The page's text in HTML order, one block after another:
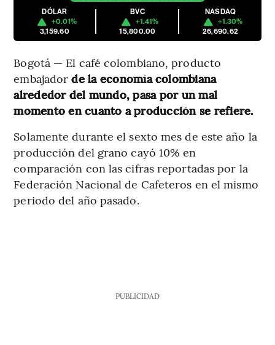
DÓLAR
+0.01%
3,159.60
BVC
+1.41%
15,800.00
NASDAQ
+1.30%
26,690.62
Bogotá — El café colombiano, producto
embajadorde la economía colombiana
alrededor del mundo, pasa por un mal
momento en cuanto a producción se refiere.
Solamente durante el sexto mes de este año la
producción del grano cayó 10% en
comparación con las cifras reportadas por la
Federación Nacional de Cafeteros en el mismo
periodo del año pasado.
PUBLICIDAD